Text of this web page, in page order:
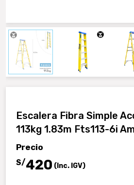
Escalera Fibra Simple
113kg 1.83m Fts113-6i
Precio
S/420 (Inc. IGV)